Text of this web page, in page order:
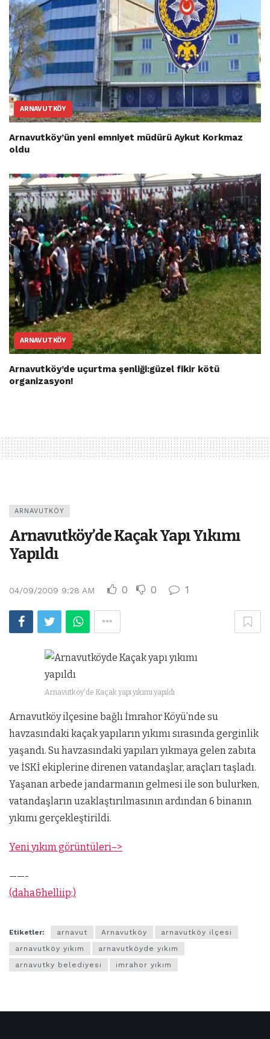
ARNAVUTKÖY
Arnavutköy’ün yeni emniyet müdürü Aykut Korkmaz
oldu
ARNAVUTKÖY
Arnavutköy’de uçurtma şenliği:güzel fikir kötü
organizasyon!
ARNAVUTKÖY
Arnavutköy’de Kaçak Yapı Yıkımı
Yapıldı
04/09/2009 9:28 AM 0 0 1
Arnavutköy'de Kaçak yapı yıkımı yapıldı
Arnavutköy ilçesine bağlı İmrahor Köyü’nde su
havzasındaki kaçak yapıların yıkımı sırasında gerginlik
yaşandı. Su havzasındaki yapıları yıkmaya gelen zabıta
ve İSKİ ekiplerine direnen vatandaşlar, araçları taşladı.
Yaşanan arbede jandarmanın gelmesi ile son bulurken,
vatandaşların uzaklaştırılmasının ardından 6 binanın
yıkımı gerçekleştirildi.
Yeni yıkım görüntüleri–>
——-
(daha&helliip;)
Etiketler: arnavut Arnavutköy
arnavutköy ilçesi
arnavutköy yıkım
arnavutköyde yıkım
arnavutky belediyesi
imrahor yıkım